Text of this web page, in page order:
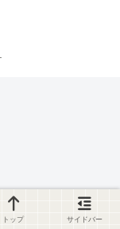
トップ サイドバー